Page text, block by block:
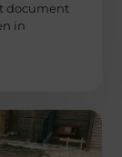
document
in